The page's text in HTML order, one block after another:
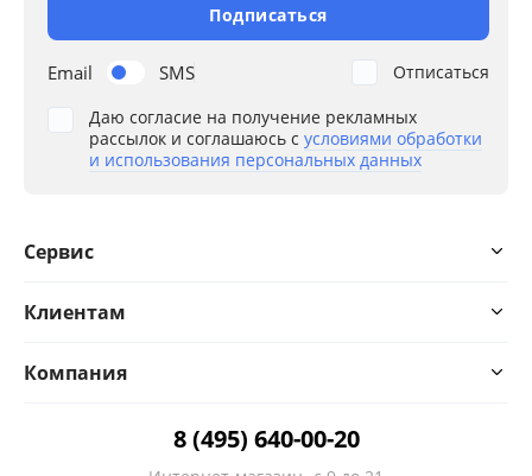
Email SMS
Подписаться
Даю согласие на получение рекламных
рассылок и соглашаюсь с условиями обработки
и использования персональных данных
Отписаться
Сервис
Клиентам
Компания
8 (495) 640-00-20